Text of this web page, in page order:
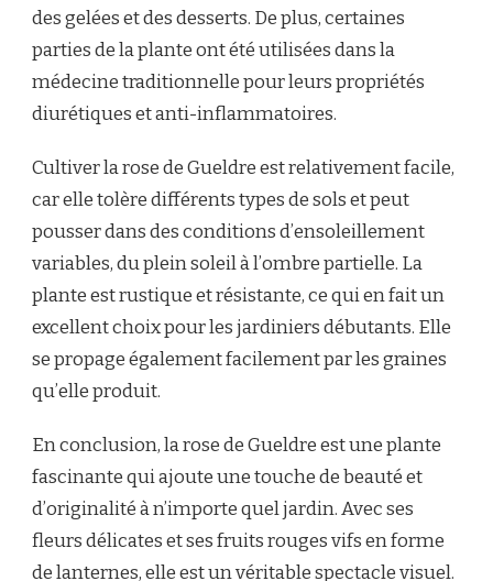
des gelées et des desserts. De plus, certaines
parties de la plante ont été utilisées dans la
médecine traditionnelle pour leurs propriétés
diurétiques et anti-inflammatoires.
Cultiver la rose de Gueldre est relativement facile,
car elle tolère différents types de sols et peut
pousser dans des conditions d’ensoleillement
variables, du plein soleil à l’ombre partielle. La
plante est rustique et résistante, ce qui en fait un
excellent choix pour les jardiniers débutants. Elle
se propage également facilement par les graines
qu’elle produit.
En conclusion, la rose de Gueldre est une plante
fascinante qui ajoute une touche de beauté et
d’originalité à n’importe quel jardin. Avec ses
fleurs délicates et ses fruits rouges vifs en forme
de lanternes, elle est un véritable spectacle visuel.